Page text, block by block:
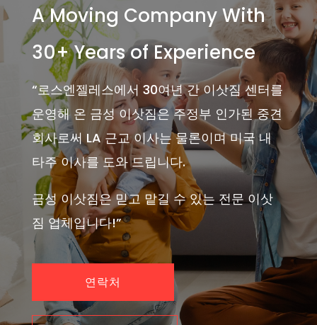
A Moving Company With
30+ Years of Experience
“로스엔젤레스에서 30여년 간 이삿짐 센터를
운영해 온 금성 이삿짐은 주정부 인가된 중견
회사로써 LA 근교 이사는 물론이며 미국 내
타주 이사를 도와 드립니다.
금성 이삿짐은 믿고 맡길 수 있는 전문 이삿
짐 업체입니다!”
연락처